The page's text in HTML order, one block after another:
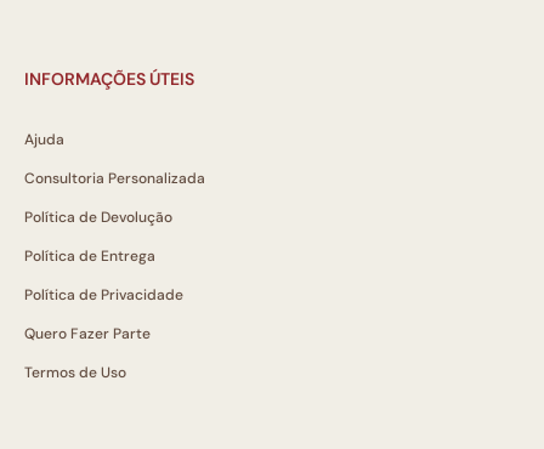
INFORMAÇÕES ÚTEIS
Ajuda
Consultoria Personalizada
Política de Devolução
Política de Entrega
Política de Privacidade
Quero Fazer Parte
Termos de Uso